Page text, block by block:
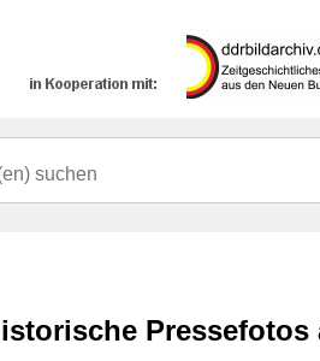
Pressefotos